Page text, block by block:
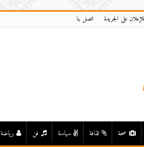
للإعلان على الجريدة اتصل بنا
صحة ثقافة سياسة فن رياضة